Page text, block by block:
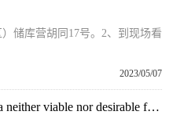
储库营胡同17号。2、到现场看
2023/05/07
Interview: Decoupling from China neither viable nor desirable for Europe, expert